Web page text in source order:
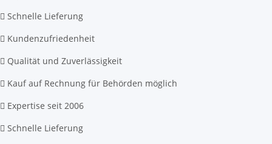
Schnelle Lieferung
Kundenzufriedenheit
Qualität und Zuverlässigkeit
Kauf auf Rechnung für Behörden möglich
Expertise seit 2006
Schnelle Lieferung